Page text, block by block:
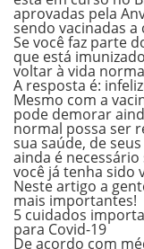
aprovadas pela
sendo vacinadas a
Se você faz parte
que está
voltar à vida
A resposta é:
Mesmo com a
pode demorar
normal possa ser
sua saúde, de
ainda é
você já tenha sido
Neste artigo a
mais importantes!
5 cuidados
para Covid-19
De acordo com